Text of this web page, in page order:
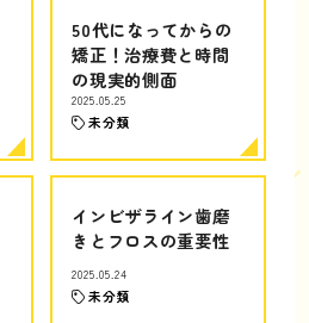
50代になってからの
矯正！治療費と時間
の現実的側面
2025.05.25
未分類
インビザライン歯磨
きとフロスの重要性
2025.05.24
未分類